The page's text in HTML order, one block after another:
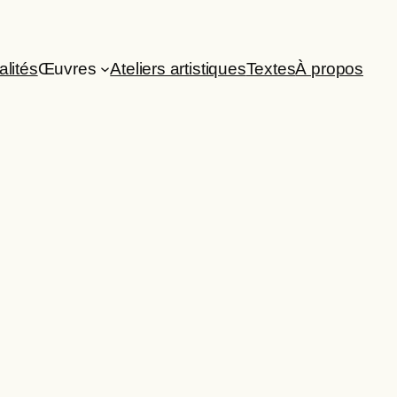
Œuvres Ateliers artistiquesTextesÀ propos